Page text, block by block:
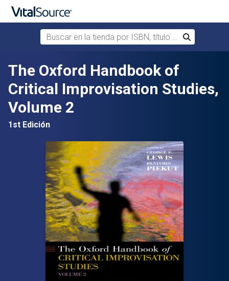
Saltar al contenido principal
Buscar en la tienda por ISBN, título o autor
Buscar
The Oxford Handbook of
Critical Improvisation Studies,
Volume 2
1st Edición